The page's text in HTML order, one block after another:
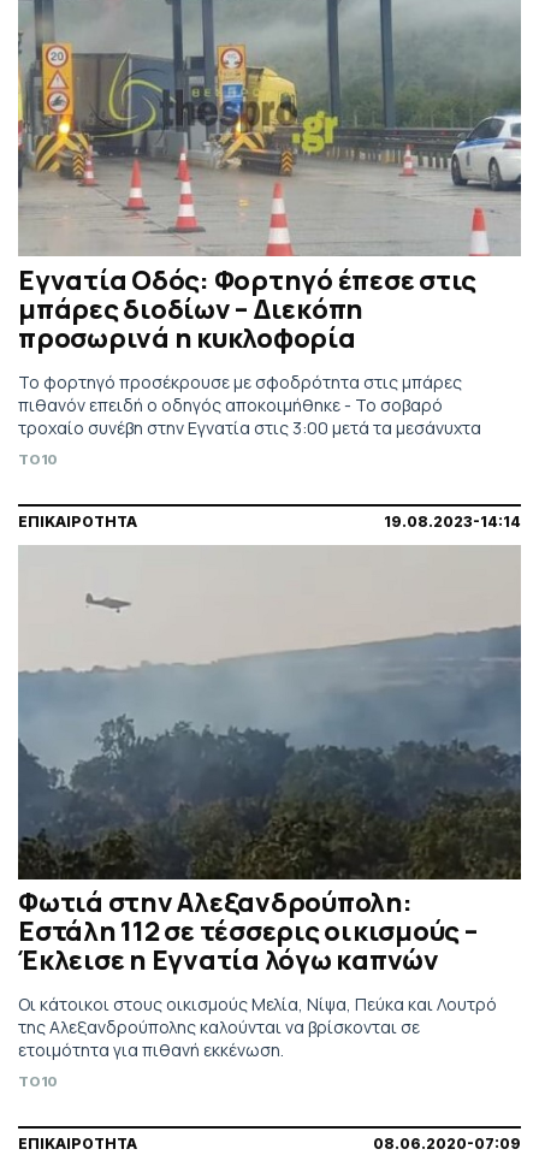
Εγνατία Οδός: Φορτηγό έπεσε στις
μπάρες διοδίων – Διεκόπη
προσωρινά η κυκλοφορία
Το φορτηγό προσέκρουσε με σφοδρότητα στις μπάρες
πιθανόν επειδή ο οδηγός αποκοιμήθηκε - Το σοβαρό
τροχαίο συνέβη στην Εγνατία στις 3:00 μετά τα μεσάνυχτα
TO10
ΕΠΙΚΑΙΡΟΤΗΤΑ 19.08.2023-14:14
Φωτιά στην Αλεξανδρούπολη:
Εστάλη 112 σε τέσσερις οικισμούς –
Έκλεισε η Εγνατία λόγω καπνών
Οι κάτοικοι στους οικισμούς Μελία, Νίψα, Πεύκα και Λουτρό
της Αλεξανδρούπολης καλούνται να βρίσκονται σε
ετοιμότητα για πιθανή εκκένωση.
TO10
ΕΠΙΚΑΙΡΟΤΗΤΑ 08.06.2020-07:09